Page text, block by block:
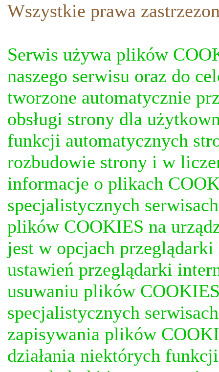
Wszystkie prawa
Serwis używa plików
naszego serwisu oraz do
tworzone automatycznie
obsługi strony dla
funkcji automatycznych
rozbudowie strony i w
informacje o plikach
specjalistycznych
plików COOKIES na
jest w opcjach
ustawień przeglądarki
usuwaniu plików
specjalistycznych
zapisywania plików
działania niektórych